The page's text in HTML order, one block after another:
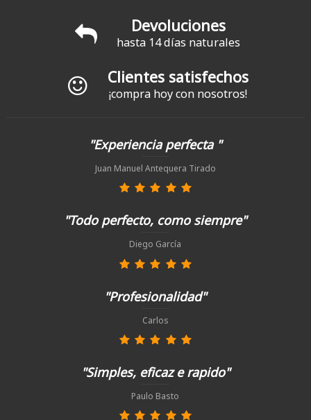
Devoluciones
hasta 14 días naturales
Clientes satisfechos
¡compra hoy con nosotros!
"Experiencia perfecta "
Juan Manuel Antequera Tirado
"Todo perfecto, como siempre"
Diego García
"Profesionalidad"
Carlos
"Simples, eficaz e rapido"
Paulo Basto